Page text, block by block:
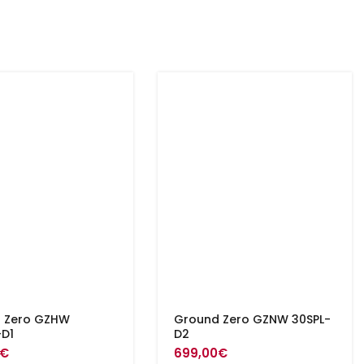
GZHW
€
Ground Zero GZNW 30SPL-
D2
699,00€